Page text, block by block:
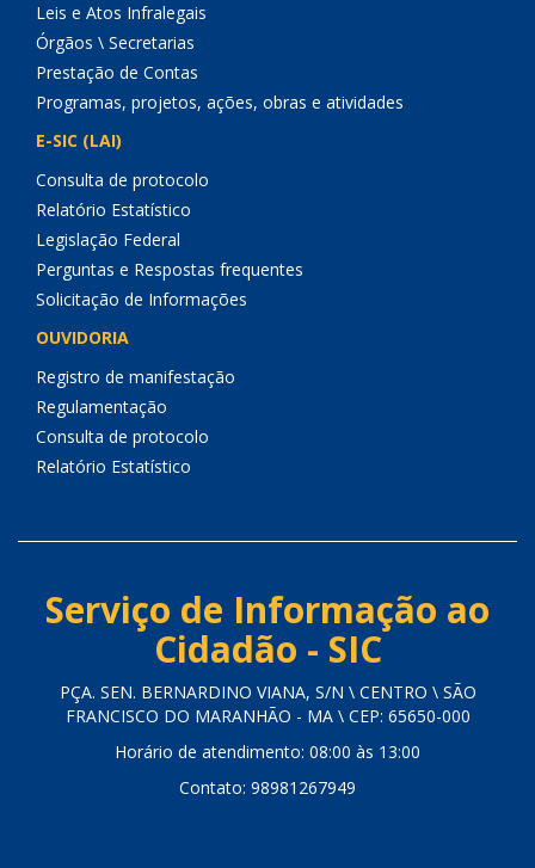
Leis e Atos Infralegais
Órgãos \ Secretarias
Prestação de Contas
Programas, projetos, ações, obras e atividades
E-SIC (LAI)
Consulta de protocolo
Relatório Estatístico
Legislação Federal
Perguntas e Respostas frequentes
Solicitação de Informações
OUVIDORIA
Registro de manifestação
Regulamentação
Consulta de protocolo
Relatório Estatístico
Serviço de Informação ao
Cidadão - SIC
PÇA. SEN. BERNARDINO VIANA, S/N \ CENTRO \ SÃO
FRANCISCO DO MARANHÃO - MA \ CEP: 65650-000
Horário de atendimento: 08:00 às 13:00
Contato: 98981267949